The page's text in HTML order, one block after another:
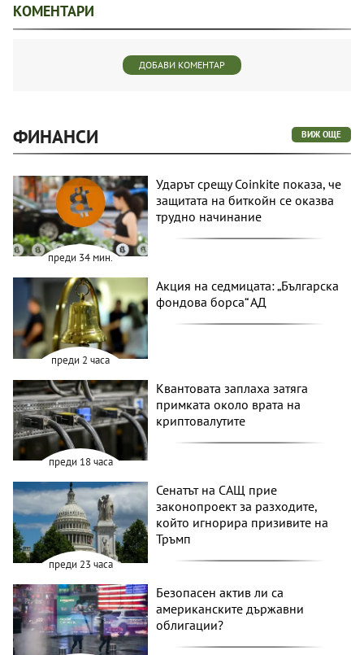
КОМЕНТАРИ
ДОБАВИ КОМЕНТАР
ФИНАНСИ ВИЖ ОЩЕ
преди 34 мин.
Ударът срещу Coinkite показа, че
защитата на биткойн се оказва
трудно начинание
преди 2 часа
Акция на седмицата: „Българска
фондова борса“ АД
преди 18 часа
Квантовата заплаха затяга
примката около врата на
криптовалутите
преди 23 часа
Сенатът на САЩ прие
законопроект за разходите,
който игнорира призивите на
Тръмп
Безопасен актив ли са
американските държавни
облигации?